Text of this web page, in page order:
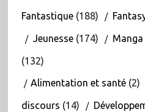
Fantastique(188)
Jeunesse(174) Manga
(132)
Alimentation et santé(2)
discours (14)